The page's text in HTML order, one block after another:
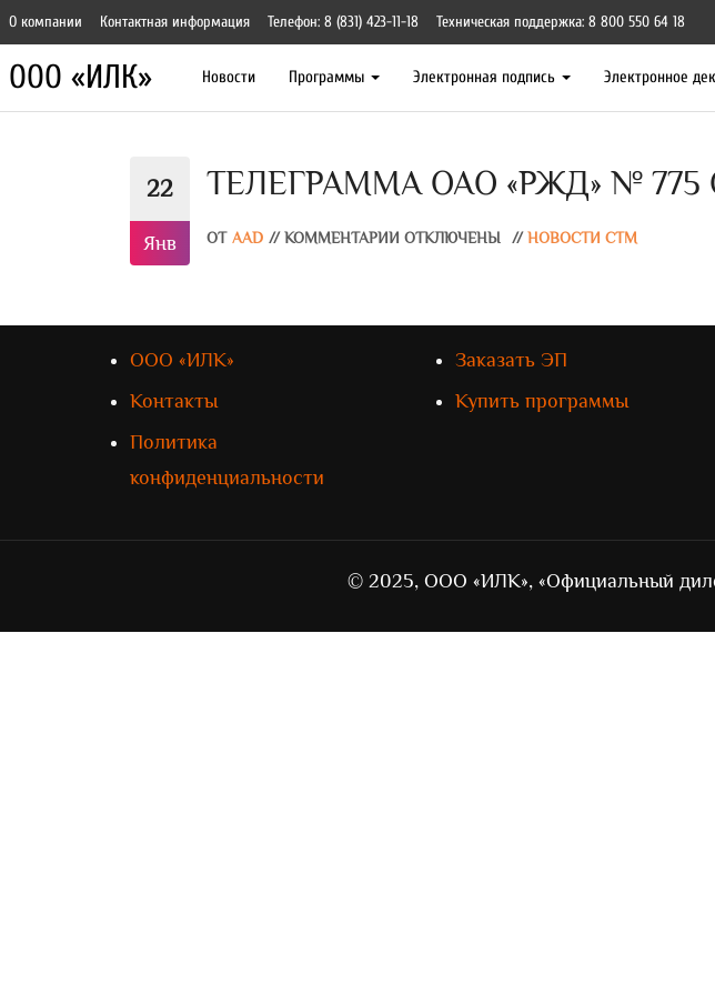
О компании Контактная информация Телефон: 8 (831) 423-11-18 Техническая поддержка: 8 800 550 64 18
ООО «ИЛК» Новости Программы Электронная подпись Электронное
22
Янв
ТЕЛЕГРАММА ОАО «РЖД» № 775
ОТ AAD // КОММЕНТАРИИ ОТКЛЮЧЕНЫ // НОВОСТИ СТМ
ООО «ИЛК»
Контакты
Политика
конфиденциальности
Заказать ЭП
Купить программы
© 2025, ООО «ИЛК», «Официальный